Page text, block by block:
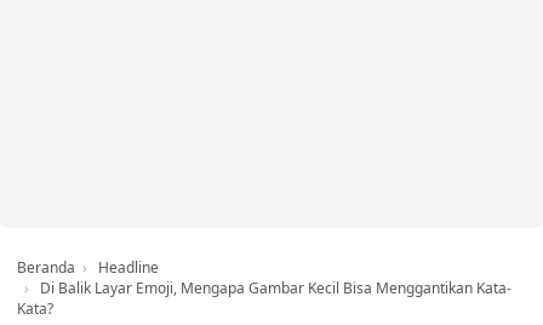
Beranda
Headline
Di Balik Layar Emoji, Mengapa Gambar Kecil Bisa Menggantikan Kata-
Kata?